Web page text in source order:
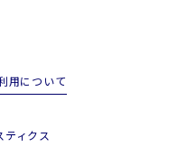
用について
ィクス